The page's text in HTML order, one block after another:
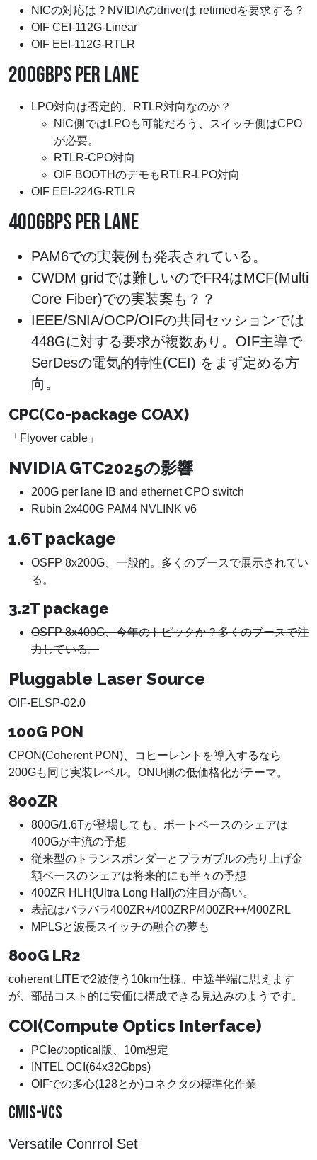
NICの対応は？NVIDIAのdriverは retimedを要求する？
OIF CEI-112G-Linear
OIF EEI-112G-RTLR
200GBPS PER LANE
LPO対向は否定的、RTLR対向なのか？
NIC側ではLPOも可能だろう、スイッチ側はCPO
が必要。
RTLR-CPO対向
OIF BOOTHのデモもRTLR-LPO対向
OIF EEI-224G-RTLR
400GBPS PER LANE
PAM6での実装例も発表されている。
CWDM gridでは難しいのでFR4はMCF(Multi
Core Fiber)での実装案も？？
IEEE/SNIA/OCP/OIFの共同セッションでは
448Gに対する要求が複数あり。OIF主導で
SerDesの電気的特性(CEI) をまず定める方
向。
CPC(Co-package COAX)
「Flyover cable」
NVIDIA GTC2025の影響
200G per lane IB and ethernet CPO switch
Rubin 2x400G PAM4 NVLINK v6
1.6T package
OSFP 8x200G、一般的。多くのブースで展示されてい
る。
3.2T package
OSFP 8x400G、今年のトピックか？多くのブースで注
力している。
Pluggable Laser Source
OIF-ELSP-02.0
100G PON
CPON(Coherent PON)、コヒーレントを導入するなら
200Gも同じ実装レベル。ONU側の低価格化がテーマ。
800ZR
800G/1.6Tが登場しても、ポートベースのシェアは
400Gが主流の予想
従来型のトランスポンダーとプラガブルの売り上げ金
額ベースのシェアは将来的にも半々の予想
400ZR HLH(Ultra Long Hall)の注目が高い。
表記はバラバラ400ZR+/400ZRP/400ZR++/400ZRL
MPLSと波長スイッチの融合の夢も
800G LR2
coherent LITEで2波使う10km仕様。中途半端に思えます
が、部品コスト的に安価に構成できる見込みのようです。
COI(Compute Optics Interface)
PCIeのoptical版、10m想定
INTEL OCI(64x32Gbps)
OIFでの多心(128とか)コネクタの標準化作業
CMIS-VCS
Versatile Conrrol Set